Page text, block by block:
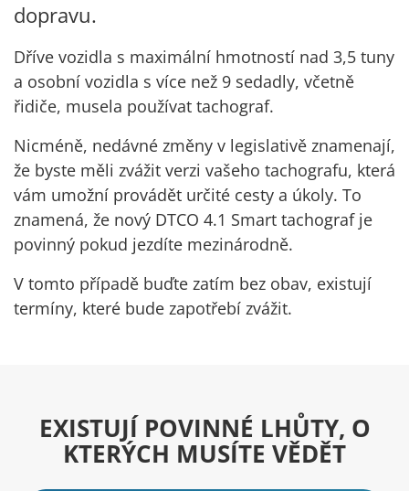
dopravu.
Dříve vozidla s maximální hmotností nad 3,5 tuny
a osobní vozidla s více než 9 sedadly, včetně
řidiče, musela používat tachograf.
Nicméně, nedávné změny v legislativě znamenají,
že byste měli zvážit verzi vašeho tachografu, která
vám umožní provádět určité cesty a úkoly. To
znamená, že nový DTCO 4.1 Smart tachograf je
povinný pokud jezdíte mezinárodně.
V tomto případě buďte zatím bez obav, existují
termíny, které bude zapotřebí zvážit.
EXISTUJÍ POVINNÉ LHŮTY, O
KTERÝCH MUSÍTE VĚDĚT